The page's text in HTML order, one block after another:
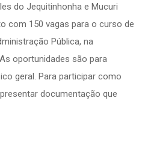
do Jequitinhonha e Mucuri
com 150 vagas para o curso de
Pública, na
oportunidades são para
geral. Para participar como
documentação que